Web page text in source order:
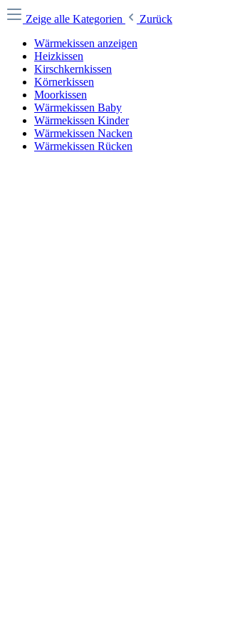
Zeige alle Kategorien
Zurück
Wärmekissen anzeigen
Heizkissen
Kirschkernkissen
Körnerkissen
Moorkissen
Wärmekissen Baby
Wärmekissen Kinder
Wärmekissen Nacken
Wärmekissen Rücken